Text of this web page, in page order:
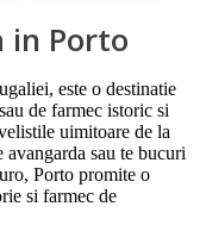
in Porto
este o destinatie
de farmec istoric si
uimitoare de la
sau te bucuri
Porto promite o
si farmec de